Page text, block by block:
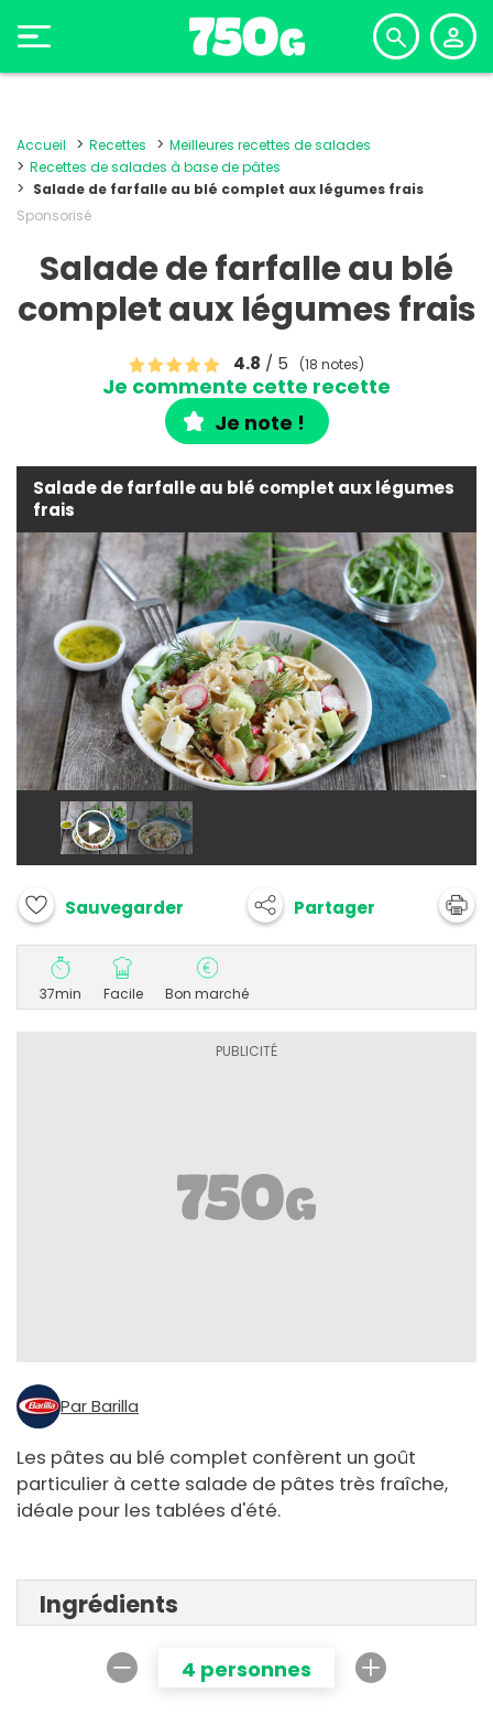
Accueil Recettes
Meilleures recettes de salades
Recettes de salades à base de pâtes
Salade de farfalle au blé complet aux légumes frais
Sponsorisé
Salade de farfalle au blé
complet aux légumes frais
4.8 / 5 (18 notes)
Je commente cette recette
Je note !
Salade de farfalle au blé complet aux légumes
frais
Sauvegarder Partager
37min Facile Bon marché
Par Barilla
Les pâtes au blé complet confèrent un goût
particulier à cette salade de pâtes très fraîche,
idéale pour les tablées d'été.
Ingrédients
4 personnes